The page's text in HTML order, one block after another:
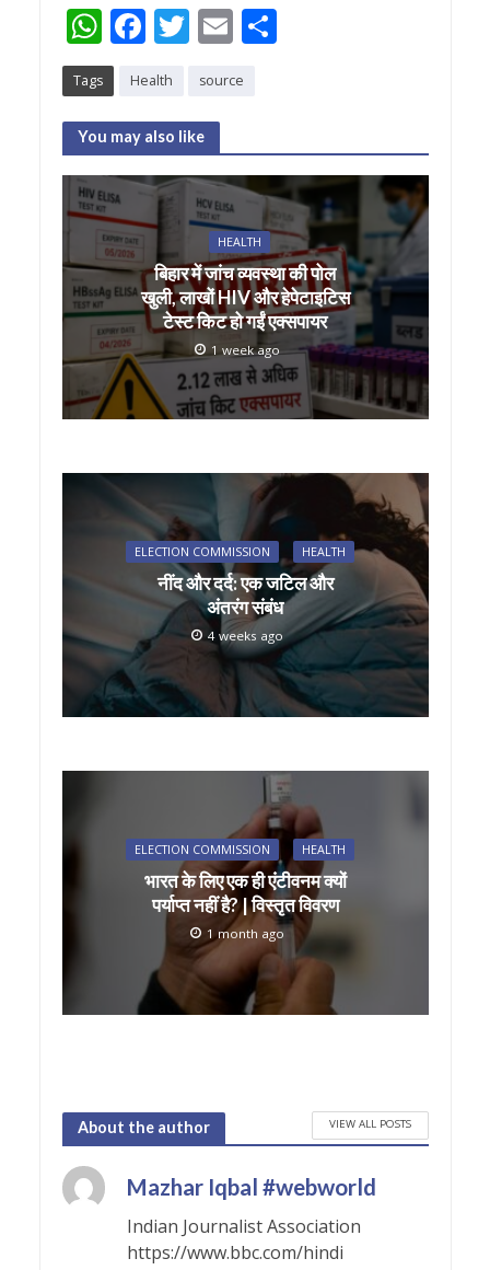
W
h
at
s
A
p
p
F
ac
e
b
o
o
k
T
w
itt
er
E
m
ai
S
Tags Health source
You may also like
HEALTH
बिहार में जांच व्यवस्था की पोल
खुली, लाखों HIV और हेपेटाइटिस
टेस्ट किट हो गईं एक्सपायर
1 week ago
ELECTION COMMISSION HEALTH
नींद और दर्द: एक जटिल और
अंतरंग संबंध
4 weeks ago
ELECTION COMMISSION HEALTH
भारत के लिए एक ही एंटीवनम क्यों
पर्याप्त नहीं है? | विस्तृत विवरण
1 month ago
About the author VIEW ALL POSTS
Mazhar Iqbal #webworld
Indian Journalist Association
https://www.bbc.com/hindi